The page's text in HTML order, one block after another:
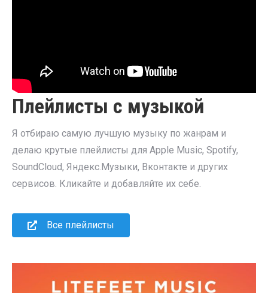
Плейлисты с музыкой
Я отбираю самую лучшую музыку по жанрам и
делаю крутые плейлисты для Apple Music, Spotify,
SoundCloud, Яндекс.Музыки, Вконтакте и других
сервисов. Кликайте и добавляйте их себе.
Все плейлисты